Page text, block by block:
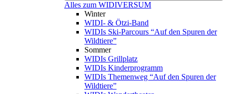
Alles zum WIDIVERSUM
Winter
WIDI- & Ötzi-Band
WIDIs Ski-Parcours “Auf den Spuren der
Wildtiere”
Sommer
WIDIs Grillplatz
WIDIs Kinderprogramm
WIDIs Themenweg “Auf den Spuren der
Wildtiere”